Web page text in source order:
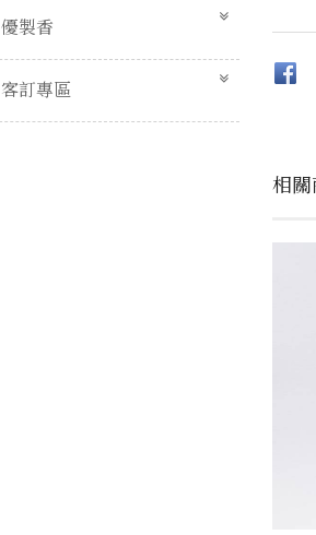
優製香
客訂專區
相關